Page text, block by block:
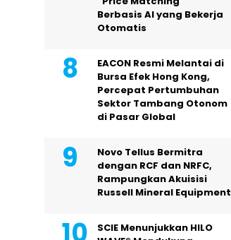
Berbasis AI yang Bekerja
Otomatis
EACON Resmi Melantai di
Bursa Efek Hong Kong,
Percepat Pertumbuhan
Sektor Tambang Otonom
di Pasar Global
Novo Tellus Bermitra
dengan RCF dan NRFC,
Rampungkan Akuisisi
Russell Mineral Equipment
SCIE Menunjukkan HILO